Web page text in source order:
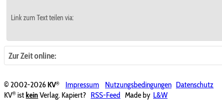
Link zum Text teilen via:
Zur Zeit online:
© 2002-2026KV® Impressum Nutzungsbedingungen Datenschutz
KV® istkein Verlag. Kapiert? RSS-Feed Made by L&W